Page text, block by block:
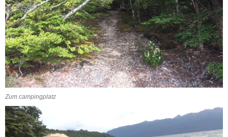
Zum campingplatz